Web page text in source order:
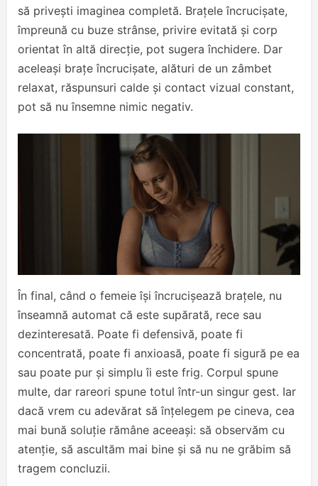
să privești imaginea completă. Brațele încrucișate,
împreună cu buze strânse, privire evitată și corp
orientat în altă direcție, pot sugera închidere. Dar
aceleași brațe încrucișate, alături de un zâmbet
relaxat, răspunsuri calde și contact vizual constant,
pot să nu însemne nimic negativ.
În final, când o femeie își încrucișează brațele, nu
înseamnă automat că este supărată, rece sau
dezinteresată. Poate fi defensivă, poate fi
concentrată, poate fi anxioasă, poate fi sigură pe ea
sau poate pur și simplu îi este frig. Corpul spune
multe, dar rareori spune totul într-un singur gest. Iar
dacă vrem cu adevărat să înțelegem pe cineva, cea
mai bună soluție rămâne aceeași: să observăm cu
atenție, să ascultăm mai bine și să nu ne grăbim să
tragem concluzii.